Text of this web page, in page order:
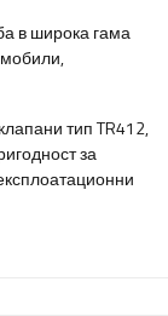
в широка гама
тип TR412,
за